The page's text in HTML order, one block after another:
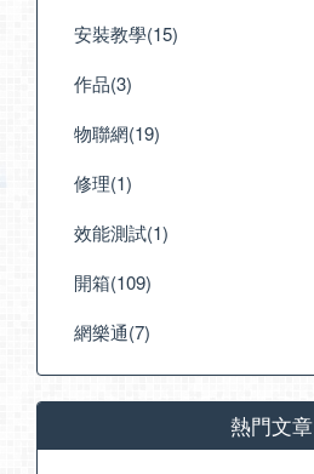
安裝教學(15)
作品(3)
物聯網(19)
修理(1)
效能測試(1)
開箱(109)
網樂通(7)
熱門文章